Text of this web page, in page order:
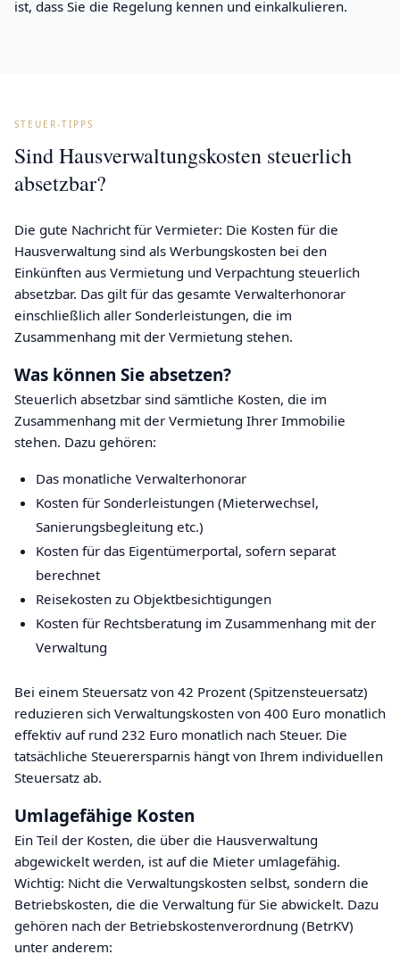
ist, dass Sie die Regelung kennen und einkalkulieren.
STEUER-TIPPS
Sind Hausverwaltungskosten steuerlich
absetzbar?
Die gute Nachricht für Vermieter: Die Kosten für die
Hausverwaltung sind als Werbungskosten bei den
Einkünften aus Vermietung und Verpachtung steuerlich
absetzbar. Das gilt für das gesamte Verwalterhonorar
einschließlich aller Sonderleistungen, die im
Zusammenhang mit der Vermietung stehen.
Was können Sie absetzen?
Steuerlich absetzbar sind sämtliche Kosten, die im
Zusammenhang mit der Vermietung Ihrer Immobilie
stehen. Dazu gehören:
Das monatliche Verwalterhonorar
Kosten für Sonderleistungen (Mieterwechsel,
Sanierungsbegleitung etc.)
Kosten für das Eigentümerportal, sofern separat
berechnet
Reisekosten zu Objektbesichtigungen
Kosten für Rechtsberatung im Zusammenhang mit der
Verwaltung
Bei einem Steuersatz von 42 Prozent (Spitzensteuersatz)
reduzieren sich Verwaltungskosten von 400 Euro monatlich
effektiv auf rund 232 Euro monatlich nach Steuer. Die
tatsächliche Steuerersparnis hängt von Ihrem individuellen
Steuersatz ab.
Umlagefähige Kosten
Ein Teil der Kosten, die über die Hausverwaltung
abgewickelt werden, ist auf die Mieter umlagefähig.
Wichtig: Nicht die Verwaltungskosten selbst, sondern die
Betriebskosten, die die Verwaltung für Sie abwickelt. Dazu
gehören nach der Betriebskostenverordnung (BetrKV)
unter anderem: